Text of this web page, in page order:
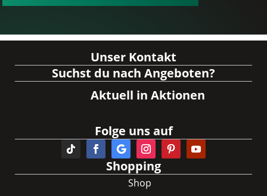
Unser Kontakt
Suchst du nach Angeboten?
Aktuell in Aktionen
Folge uns auf
Shopping
Shop